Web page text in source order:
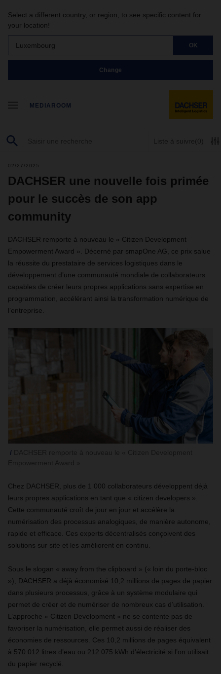
Select a different country, or region, to see specific content for
your location!
Luxembourg OK
Change
MEDIAROOM
Liste à suivre(0)
02/27/2025
DACHSER une nouvelle fois primée
pour le succès de son app
community
DACHSER remporte à nouveau le « Citizen Development
Empowerment Award ». Décerné par smapOne AG, ce prix salue
la réussite du prestataire de services logistiques dans le
développement d’une communauté mondiale de collaborateurs
capables de créer leurs propres applications sans expertise en
programmation, accélérant ainsi la transformation numérique de
l’entreprise.
Chez DACHSER, plus de 1 000 collaborateurs développent déjà
leurs propres applications en tant que « citizen developers ».
Cette communauté croît de jour en jour et accélère la
numérisation des processus analogiques, de manière autonome,
rapide et efficace. Ces experts décentralisés conçoivent des
solutions sur site et les améliorent en continu.
Sous le slogan « away from the clipboard » (« loin du porte-bloc
»), DACHSER a déjà économisé 10,2 millions de pages de papier
dans plusieurs processus, grâce à un système modulaire qui
permet de créer et de numériser de nombreux cas d’utilisation.
L’approche « Citizen Development » ne se contente pas de
favoriser la numérisation, elle permet aussi de réaliser des
économies de ressources. Ces 10,2 millions de pages équivalent
à 570 012 litres d’eau ou 212 075 kWh d’électricité si l’on utilisait
du papier recyclé.